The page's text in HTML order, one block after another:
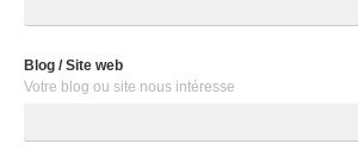
Blog / Site web
Votre blog ou site nous intéresse